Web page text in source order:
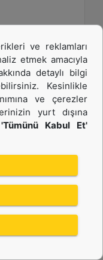
Al
ve reklamları
etmek amacıyla
detaylı bilgi
Kesinlikle
ve çerezler
yurt dışına
'Tümünü Kabul Et'